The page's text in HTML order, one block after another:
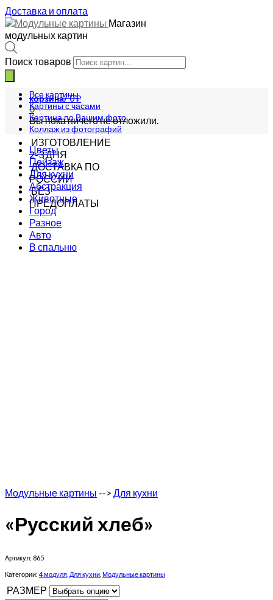
Доставка и оплата
Магазин
модульных картин
Поиск товаров
корзина/0₽
0
Вы пока ничего не отложили.
ИЗГОТОВЛЕНИЕ
2-3 ДНЯ
ДОСТАВКА ПО
РОССИИ
БЕЗ
ПРЕДОПЛАТЫ
Все картины
Картины с часами
Картина по Вашим фото
Коллаж из фотографий
Цветы
Пейзаж
Для кухни
Абстракция
Животные
Город
Разное
Авто
В спальню
Модульные картины --> Для кухни
«Русский хлеб»
Артикул: 865
Категории: 4 модуля Для кухни Модульные картины
РАЗМЕР